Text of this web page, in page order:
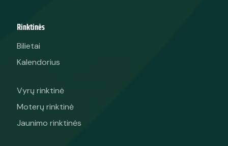
Rinktinės
Bilietai
Kalendorius
Vyrų rinktinė
Moterų rinktinė
Jaunimo rinktinės